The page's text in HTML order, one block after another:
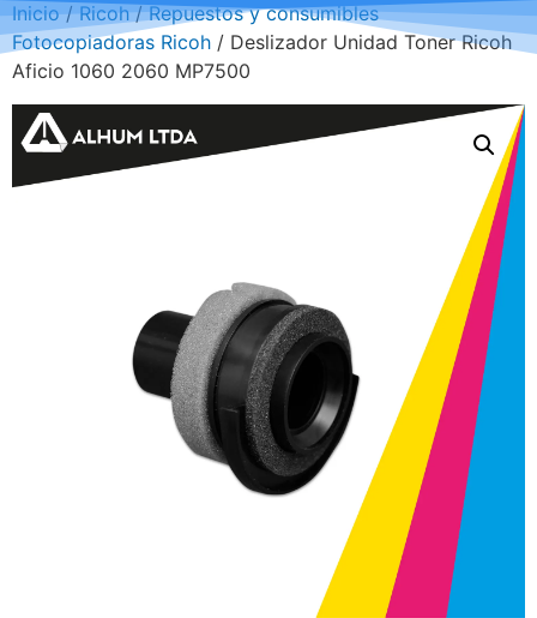
Inicio/Ricoh/Repuestos y consumibles
Fotocopiadoras Ricoh / Deslizador Unidad Toner Ricoh
Aficio 1060 2060 MP7500